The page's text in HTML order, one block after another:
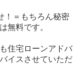
！＝もちろん秘密
無料です。
住宅ローンアドバ
イスさせていただ